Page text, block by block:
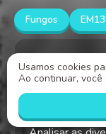
Fungos
Relacionar a
processo de
de
de alimentos,
Usamos cookies
Ao continuar, você